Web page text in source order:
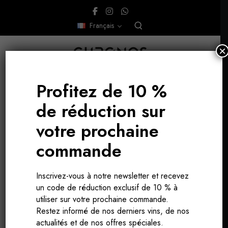
Français
biodynamie
Profitez de 10 %
de réduction sur
votre prochaine
commande
Inscrivez-vous à notre newsletter et recevez
un code de réduction exclusif de 10 % à
utiliser sur votre prochaine commande.
Restez informé de nos derniers vins, de nos
actualités et de nos offres spéciales.
×